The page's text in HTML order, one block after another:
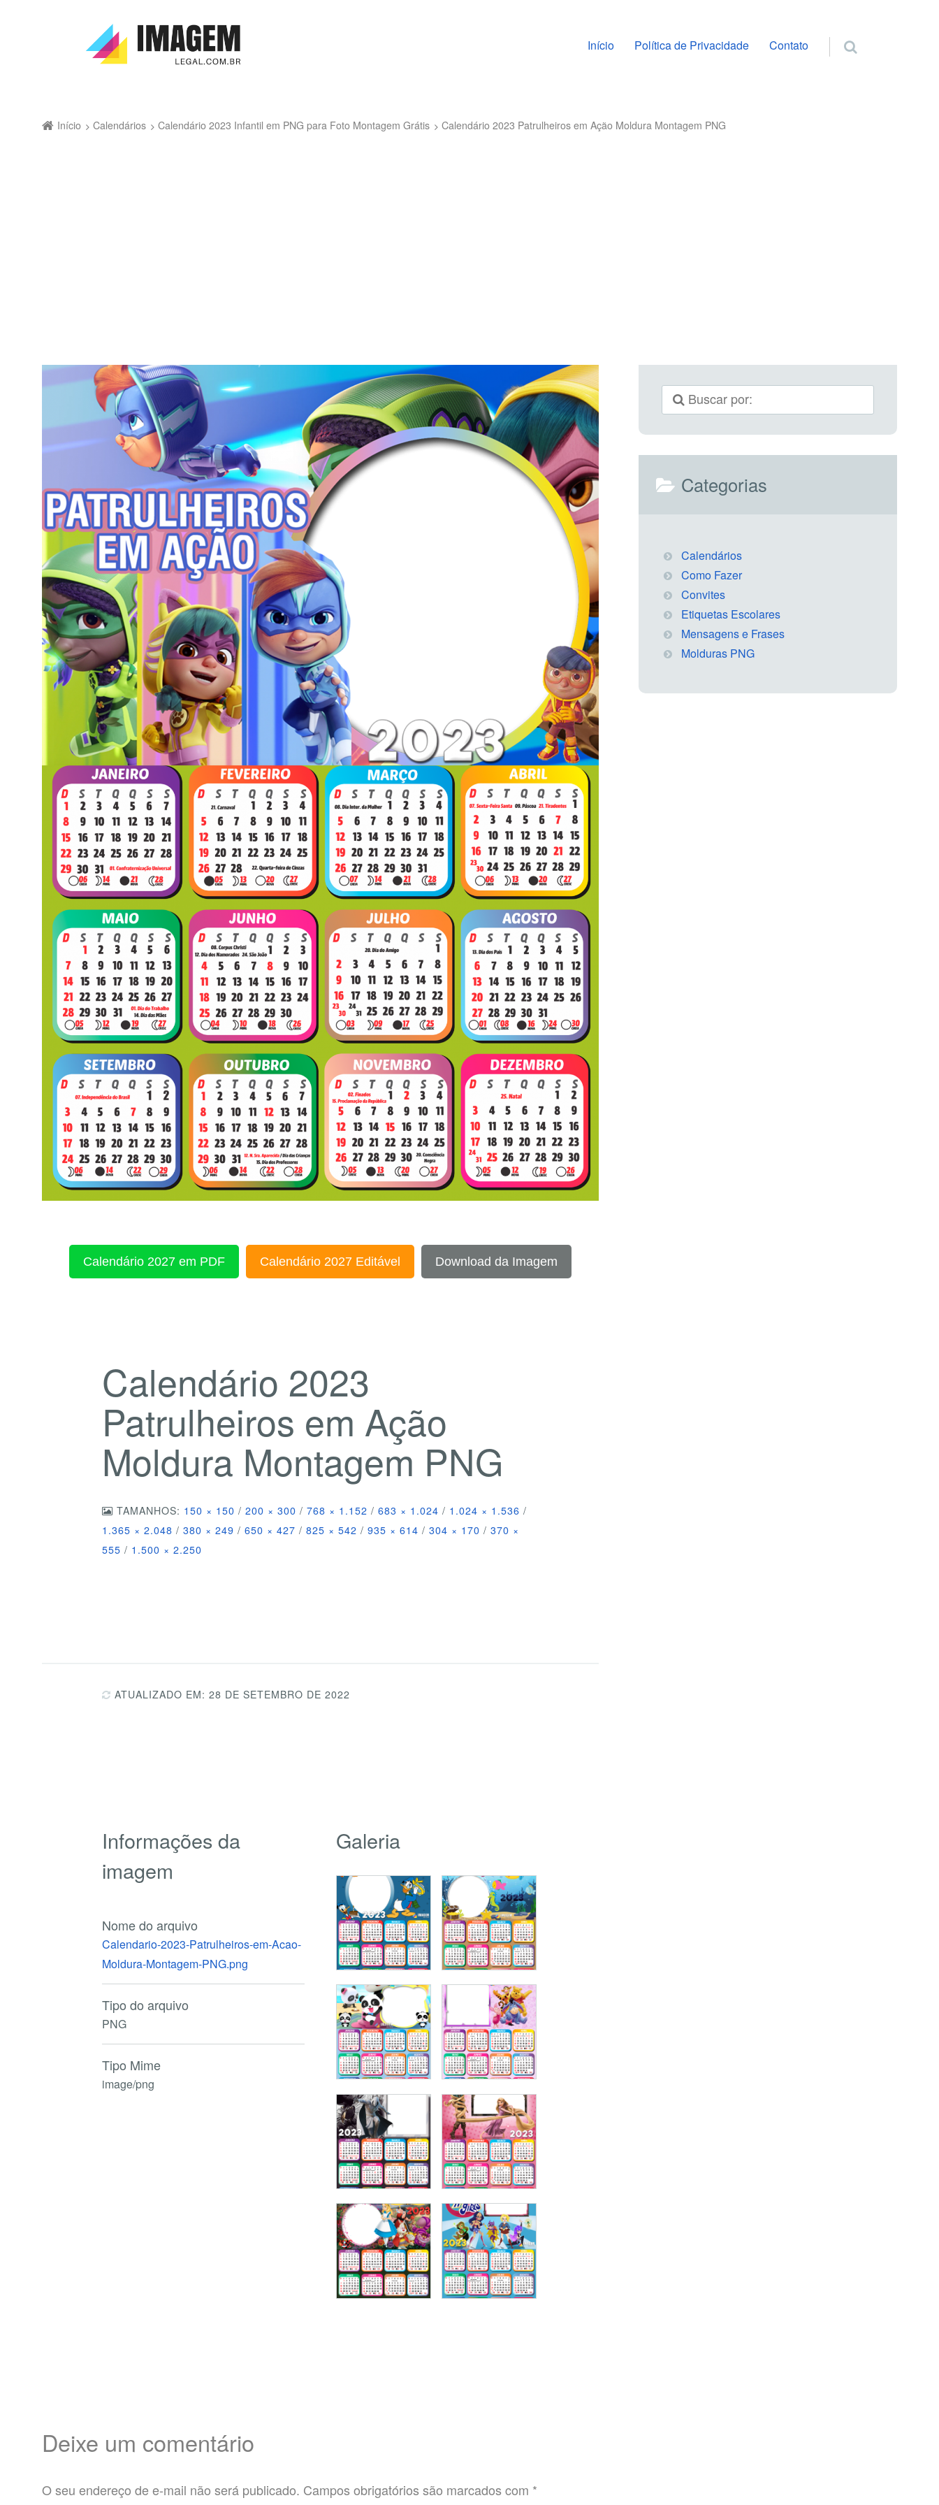
Pular para o conteúdo
Início Política de Privacidade Contato
Início Calendários Calendário 2023 Infantil em PNG para Foto Montagem Grátis Calendário 2023 Patrulheiros em Ação Moldura Montagem PNG
Calendário 2027 em PDF Calendário 2027 Editável Download da Imagem
Calendário 2023
Patrulheiros em Ação
Moldura Montagem PNG
TAMANHOS: 150 × 150 / 200 × 300 / 768 × 1.152 / 683 × 1.024 / 1.024 × 1.536 /
1.365 × 2.048 / 380 × 249 / 650 × 427 / 825 × 542 / 935 × 614 / 304 × 170 / 370 ×
555 / 1.500 × 2.250
ATUALIZADO EM: 28 DE SETEMBRO DE 2022
Informações da
imagem
Nome do arquivo
Calendario-2023-Patrulheiros-em-Acao-
Moldura-Montagem-PNG.png
Tipo do arquivo
PNG
Tipo Mime
image/png
Galeria
Deixe um comentário
O seu endereço de e-mail não será publicado. Campos obrigatórios são marcados com *
Categorias
Calendários
Como Fazer
Convites
Etiquetas Escolares
Mensagens e Frases
Molduras PNG